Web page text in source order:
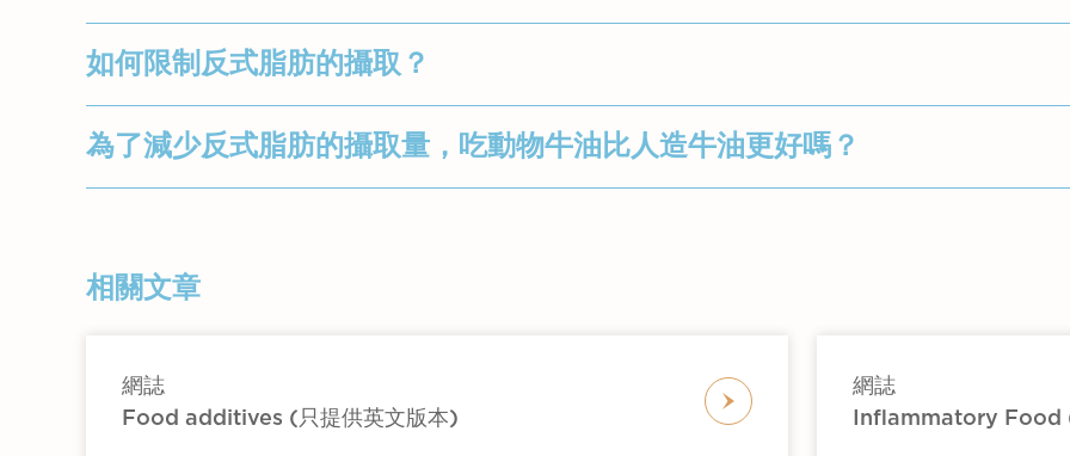
飽和脂肪和反式脂肪都會透過提高低密度脂蛋白（「壞」）膽固醇水平來增加心臟病的風險，而反
目前，世界衛生組織建議應反式脂肪攝取量應少於每日能量攝取量的 1%。例如，每日能量攝取量
如何限制反式脂肪的攝取？
閱讀食品營養標籤並選擇反式脂肪含量較低的食品，避免使用氫化植物油或脂肪生產的食品。
為了減少反式脂肪的攝取量，吃動物牛油比人造牛油更好嗎？
相關文章
網誌
Food additives (只提供英文版本)
網誌
Inflammatory Food